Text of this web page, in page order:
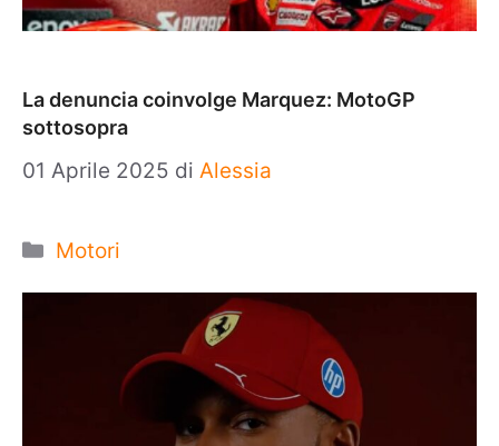
La denuncia coinvolge Marquez: MotoGP
sottosopra
01 Aprile 2025 di Alessia
Categorie
Motori